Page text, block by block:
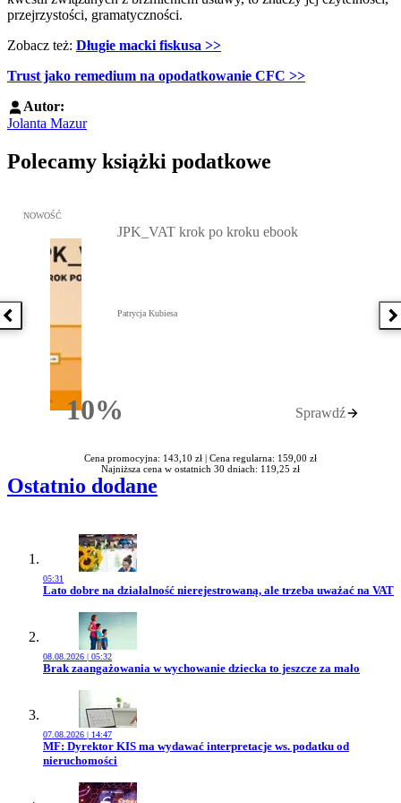
przejrzystości, gramatyczności.
Zobacz też: Długie macki fiskusa >>
Trust jako remedium na opodatkowanie CFC >>
Autor:
Jolanta Mazur
Polecamy książki podatkowe
Poprzednia książka
Przejdź do: JPK_VAT krok po kroku ebook, Patrycja Kubiesa -
NOWOŚĆ
10%Rabatu
JPK_VAT krok po kroku ebook
Patrycja Kubiesa
Sprawdź
Cena promocyjna: 143,10 zł | Cena regularna: 159,00 zł
Najniższa cena w ostatnich 30 dniach: 119,25 zł
Ostatnio dodane
05:31
Przejdź do artykułu:
Lato dobre na działalność nierejestrowaną, ale trzeba uważać na VAT
08.08.2026 | 05:32
Przejdź do artykułu:
Brak zaangażowania w wychowanie dziecka to jeszcze za mało
07.08.2026 | 14:47
Przejdź do artykułu:
MF: Dyrektor KIS ma wydawać interpretacje ws. podatku od
nieruchomości